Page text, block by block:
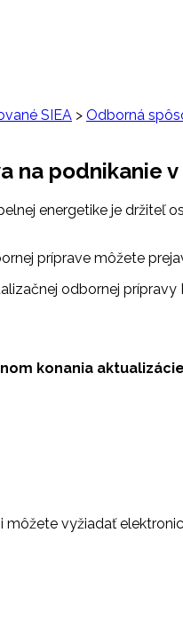
SIEA > Odborná
na podnikanie
energetike je držiteľ
príprave môžete
odbornej
konania
vyžiadať